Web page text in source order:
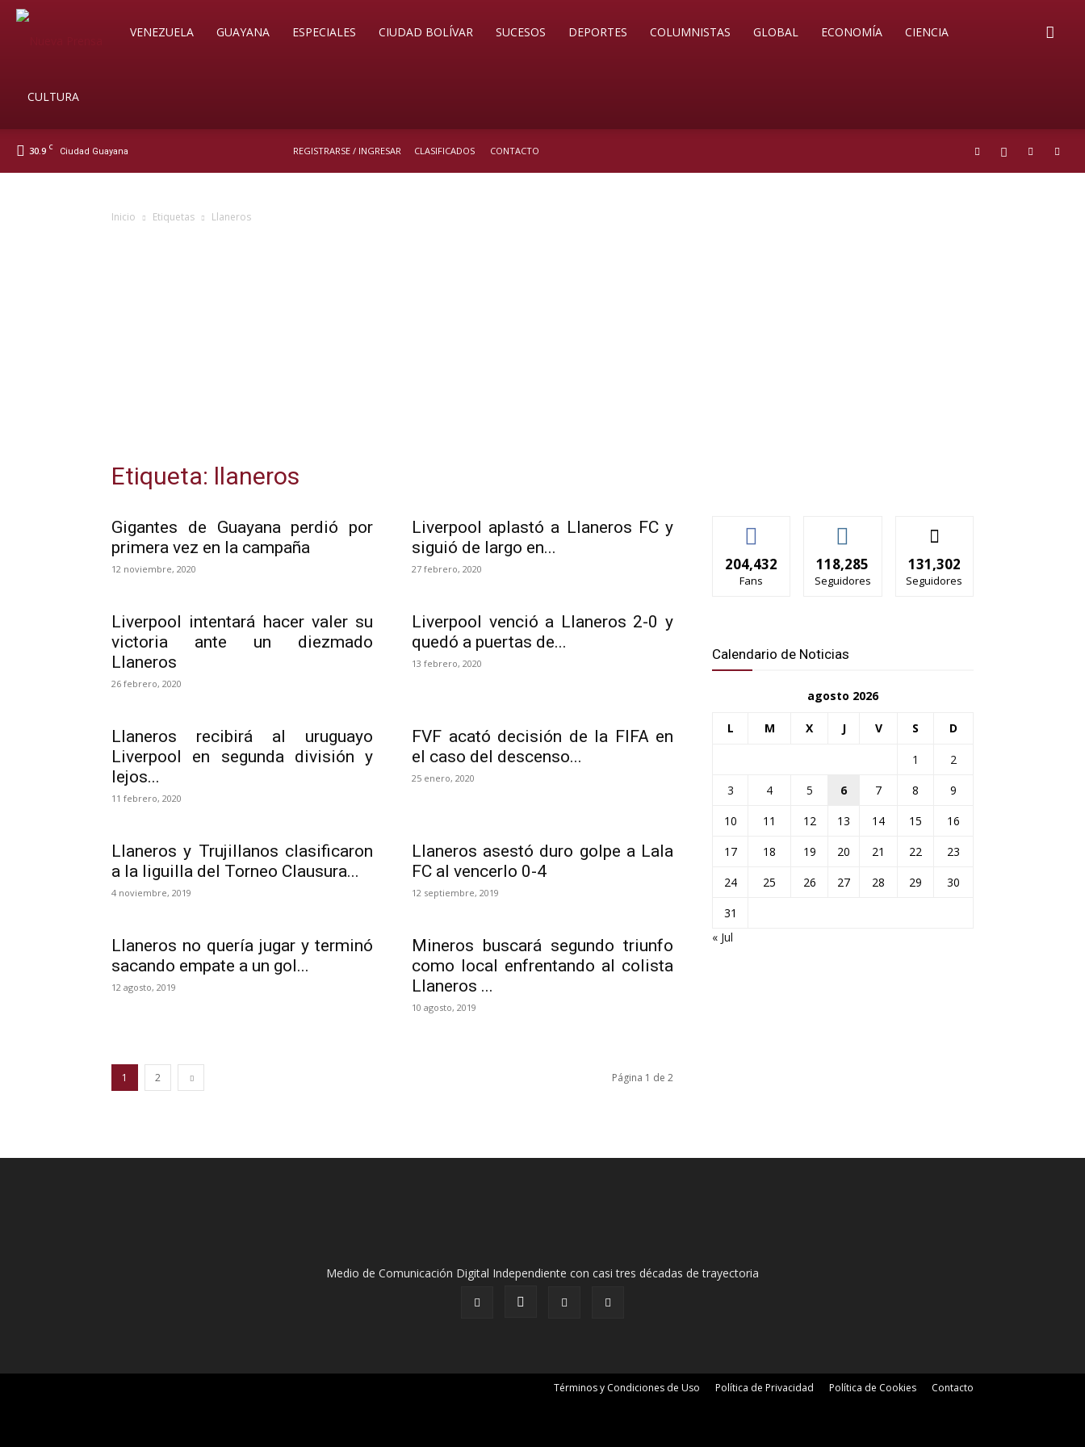
Soy
Digital
VENEZUELA GUAYANA ESPECIALES CIUDAD BOLÍVAR SUCESOS DEPORTES COLUMNISTAS GLOBAL ECONOMÍA CIENCIA
CULTURA
30.9 C Ciudad Guayana REGISTRARSE / INGRESAR CLASIFICADOS CONTACTO
Inicio Etiquetas Llaneros
Etiqueta: llaneros
Gigantes de Guayana perdió por
primera vez en la campaña
12 noviembre, 2020
Liverpool aplastó a Llaneros FC y
siguió de largo en...
27 febrero, 2020
Liverpool intentará hacer valer su
victoria ante un diezmado
Llaneros
26 febrero, 2020
Liverpool venció a Llaneros 2-0 y
quedó a puertas de...
13 febrero, 2020
Llaneros recibirá al uruguayo
Liverpool en segunda división y
lejos...
11 febrero, 2020
FVF acató decisión de la FIFA en
el caso del descenso...
25 enero, 2020
Llaneros y Trujillanos clasificaron
a la liguilla del Torneo Clausura...
4 noviembre, 2019
Llaneros asestó duro golpe a Lala
FC al vencerlo 0-4
12 septiembre, 2019
Llaneros no quería jugar y terminó
sacando empate a un gol...
12 agosto, 2019
Mineros buscará segundo triunfo
como local enfrentando al colista
Llaneros ...
10 agosto, 2019
1 2 Página 1 de 2
204,432
Fans
118,285
Seguidores
131,302
Seguidores
Calendario de Noticias
agosto 2026
L M X J V S D
1
2
3
4 5 6 7 8
9
10
11 12 13 14 15
16
17
18 19 20 21 22
23
24
25 26 27 28 29
30
31
« Jul
Medio de Comunicación Digital Independiente con casi tres décadas de trayectoria
Términos y Condiciones de Uso Política de Privacidad Política de Cookies Contacto